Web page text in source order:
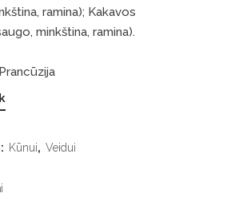
ramina); Kakavos
minkština, ramina).
Kūnui, Veidui